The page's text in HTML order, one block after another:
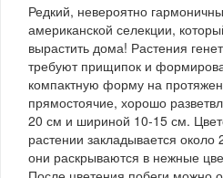
Редкий, невероятно
американской селекции,
вырастить дома! Растения
требуют прищипок и
компактную форму на
прямостоячие, хорошо
20 см и шириной 10-15 см.
растении закладывается
они раскрываются в нежные